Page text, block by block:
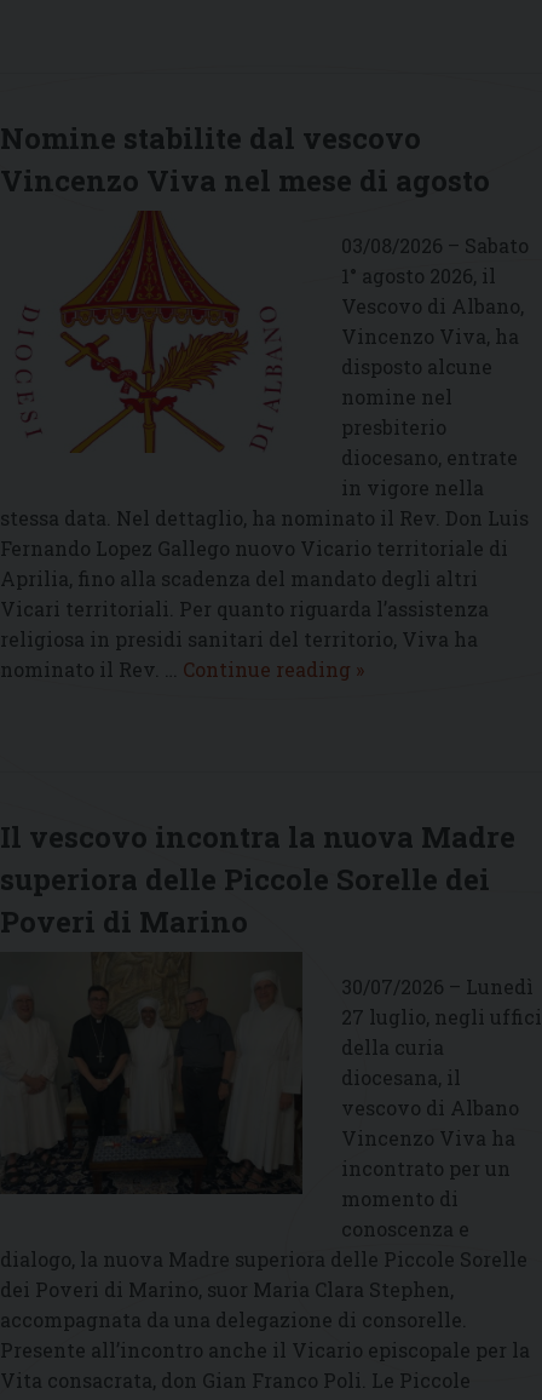
Santa
Chiara
Assisi
Nomine stabilite dal vescovo
Vincenzo Viva nel mese di agosto
03/08/2026 – Sabato
1° agosto 2026, il
Vescovo di Albano,
Vincenzo Viva, ha
disposto alcune
nomine nel
presbiterio
diocesano, entrate
in vigore nella
stessa data. Nel dettaglio, ha nominato il Rev. Don Luis
Fernando Lopez Gallego nuovo Vicario territoriale di
Aprilia, fino alla scadenza del mandato degli altri
Vicari territoriali. Per quanto riguarda l’assistenza
religiosa in presidi sanitari del territorio, Viva ha
nominato il Rev. … Continue reading Nomine
nel
mese
»
Il vescovo incontra la nuova Madre
superiora delle Piccole Sorelle dei
Poveri di Marino
30/07/2026 – Lunedì
27 luglio, negli uffici
della curia
diocesana, il
vescovo di Albano
Vincenzo Viva ha
incontrato per un
momento di
conoscenza e
dialogo, la nuova Madre superiora delle Piccole Sorelle
dei Poveri di Marino, suor Maria Clara Stephen,
accompagnata da una delegazione di consorelle.
Presente all’incontro anche il Vicario episcopale per la
Vita consacrata, don Gian Franco Poli. Le Piccole